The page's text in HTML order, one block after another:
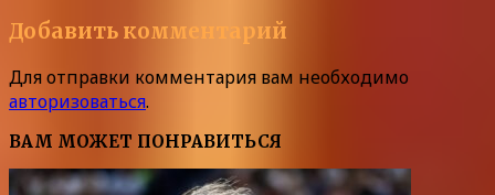
Добавить комментарий
Для отправки комментария вам необходимо
авторизоваться.
ВАМ МОЖЕТ ПОНРАВИТЬСЯ